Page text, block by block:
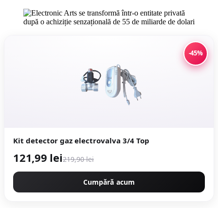
-45%
Kit detector gaz electrovalva 3/4 Top
121,99 lei219,90 lei
Cumpără acum